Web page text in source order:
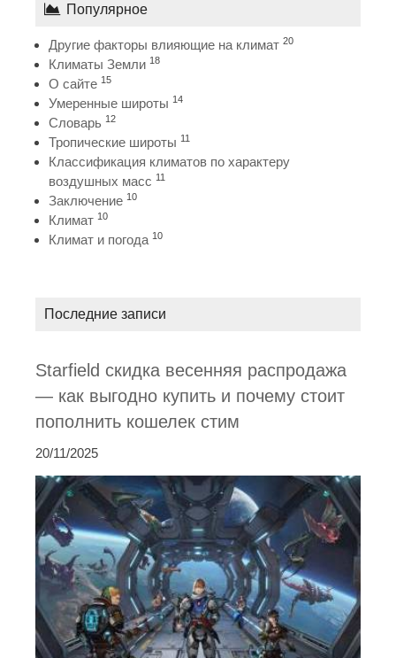
Популярное
Другие факторы влияющие на климат 20
Климаты Земли 18
О сайте 15
Умеренные широты 14
Словарь 12
Тропические широты 11
Классификация климатов по характеру
воздушных масс 11
Заключение 10
Климат 10
Климат и погода 10
Последние записи
Starfield скидка весенняя распродажа
— как выгодно купить и почему стоит
пополнить кошелек стим
20/11/2025